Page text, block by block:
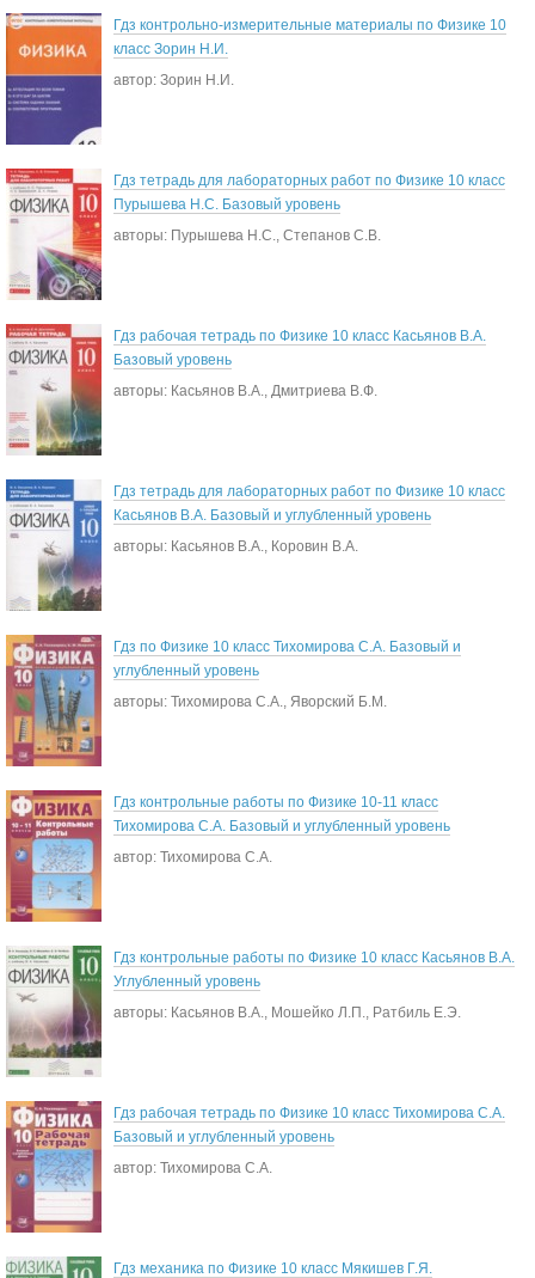
Гдз контрольно-измерительные материалы по Физике 10
класс Зорин Н.И.
автор: Зорин Н.И.
Гдз тетрадь для лабораторных работ по Физике 10 класс
Пурышева Н.С. Базовый уровень
авторы: Пурышева Н.С., Степанов С.В.
Гдз рабочая тетрадь по Физике 10 класс Касьянов В.А.
Базовый уровень
авторы: Касьянов В.А., Дмитриева В.Ф.
Гдз тетрадь для лабораторных работ по Физике 10 класс
Касьянов В.А. Базовый и углубленный уровень
авторы: Касьянов В.А., Коровин В.А.
Гдз по Физике 10 класс Тихомирова С.А. Базовый и
углубленный уровень
авторы: Тихомирова С.А., Яворский Б.М.
Гдз контрольные работы по Физике 10-11 класс
Тихомирова С.А. Базовый и углубленный уровень
автор: Тихомирова С.А.
Гдз контрольные работы по Физике 10 класс Касьянов В.А.
Углубленный уровень
авторы: Касьянов В.А., Мошейко Л.П., Ратбиль Е.Э.
Гдз рабочая тетрадь по Физике 10 класс Тихомирова С.А.
Базовый и углубленный уровень
автор: Тихомирова С.А.
Гдз механика по Физике 10 класс Мякишев Г.Я.